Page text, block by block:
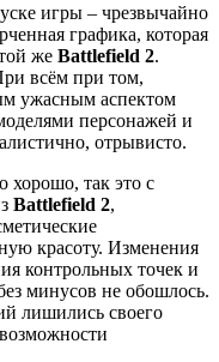
игры – чрезвычайно
графика, которая
же Battlefield 2.
всём при том,
ужасным аспектом
персонажей и
отрывисто.
хорошо, так это с
Battlefield 2,
красоту. Изменения
контрольных точек и
минусов не обошлось.
лишились своего